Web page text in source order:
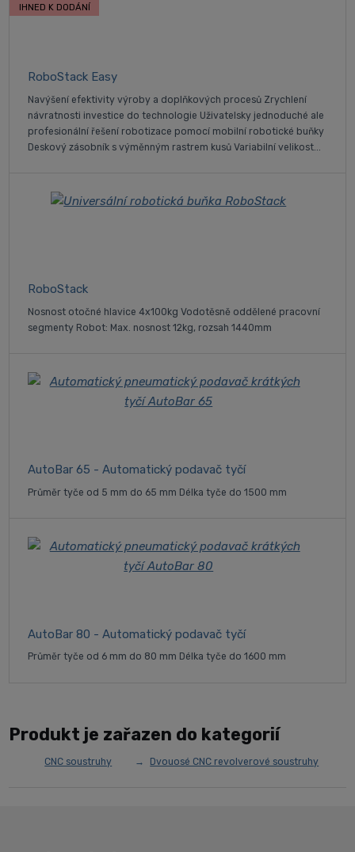
RoboStack Easy
Navýšení efektivity výroby a doplňkových procesů Zrychlení
návratnosti investice do technologie Uživatelsky jednoduché ale
profesionální řešení robotizace pomocí mobilní robotické buňky
Deskový zásobník s výměnným rastrem kusů Variabilní velikost...
IHNED K DODÁNÍ
RoboStack
Nosnost otočné hlavice 4x100kg Vodotěsně oddělené pracovní
segmenty Robot: Max. nosnost 12kg, rozsah 1440mm
AutoBar 65 - Automatický podavač tyčí
Průměr tyče od 5 mm do 65 mm Délka tyče do 1500 mm
AutoBar 80 - Automatický podavač tyčí
Průměr tyče od 6 mm do 80 mm Délka tyče do 1600 mm
Produkt je zařazen do kategorií
CNC soustruhy Dvouosé CNC revolverové soustruhy